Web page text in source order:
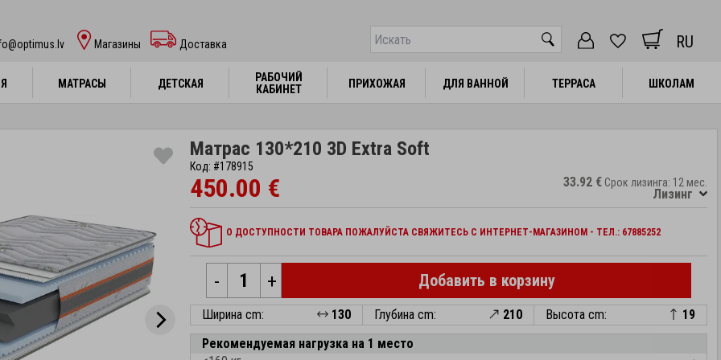
Mагазины Доставка RU
МАТРАСЫ ДЕТСКАЯ
РАБОЧИЙ
КАБИНЕТ
ПРИХОЖАЯ ДЛЯ ВАННОЙ ТЕРРАСА ШКОЛАМ
МАТРАСЫ ДЕТСКАЯ
РАБОЧИЙ
КАБИНЕТ
ПРИХОЖАЯ ДЛЯ ВАННОЙ ТЕРРАСА ШКОЛАМ
Матрас 130*210 3D Extra Soft
Код: #178915
450.00 € 33.92 € Срок лизинга: 12 мес.
Лизинг
О ДОСТУПНОСТИ ТОВАРА ПОЖАЛУЙСТА СВЯЖИТЕСЬ С ИНТЕРНЕТ-МАГАЗИНОМ - ТЕЛ.: 67885252
- + Добавить в корзину
Ширина cm: 130 Глубина cm: 210 Высота cm:
19
Рекомендуемая нагрузка на 1 место